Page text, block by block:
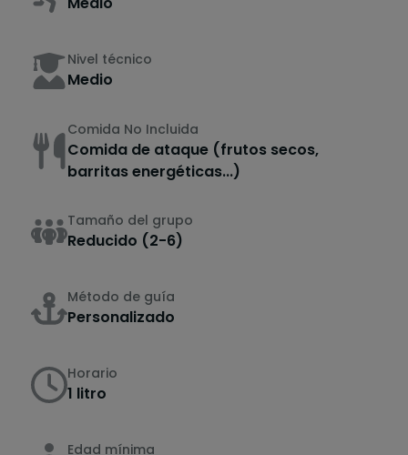
Nivel técnico
Medio
Comida No Incluida
Comida de ataque (frutos secos,
barritas energéticas...)
Tamaño del grupo
Reducido (2-6)
Método de guía
Personalizado
Horario
1 litro
Edad mínima